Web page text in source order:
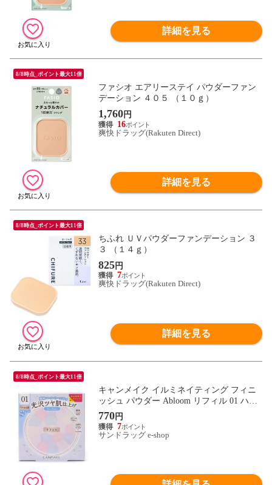
詳細を見る
8/8時点_ポイント最大11倍
ファシオ エアリーステイ パウダーファン
デーション ４０５ （１０ｇ）
1,760円
16
爽快ドラッグ(Rakuten Direct)
詳細を見る
8/8時点_ポイント最大11倍
ちふれ ＵＶパウダーファンデーション ３
３ （１４ｇ）
825円
7
爽快ドラッグ(Rakuten Direct)
詳細を見る
8/8時点_ポイント最大11倍
キャンメイク イルミネイティング フィニ
ッシュ パウダー Abloom リフィル 01 ハイ
ドレンジアガーデン 6.5g
770円
7
サンドラッグ e-shop